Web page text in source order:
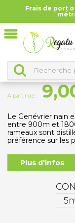
Frais de port
Accueil>Tous les
essentielle de
HUILE
A partir de :
Le Genévrier nain
entre 900m et
rameaux sont
préférence sur les
Plus d'infos